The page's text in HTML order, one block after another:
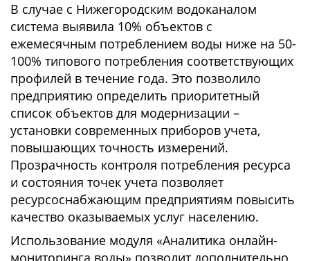
В случае с Нижегородским водоканалом
система выявила 10% объектов с
ежемесячным потреблением воды ниже на 50-
100% типового потребления соответствующих
профилей в течение года. Это позволило
предприятию определить приоритетный
список объектов для модернизации –
установки современных приборов учета,
повышающих точность измерений.
Прозрачность контроля потребления ресурса
и состояния точек учета позволяет
ресурсоснабжающим предприятиям повысить
качество оказываемых услуг населению.
Использование модуля «Аналитика онлайн-
мониторинга воды» позволит дополнительно